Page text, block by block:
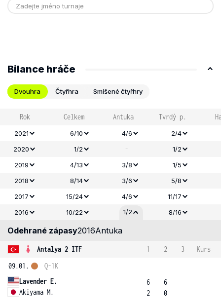
Bilance hráče
Dvouhra Čtyřhra Smíšené čtyřhry
Rok Celkem Antuka Tvrdý p.
2021 6/10 4/6
2/4
2020
1/2 -
1/2
2019
4/13 3/8
1/5
2018
8/14 3/6
5/8
2017
15/24 4/6
11/17
2016
10/22 1/2 8/16
Odehrané zápasy2016Antuka
Antalya 2 ITF 1 2 3
Kurs
09.01.
Lavender E.
Akiyama M.
Q-1K
6
2
6
0